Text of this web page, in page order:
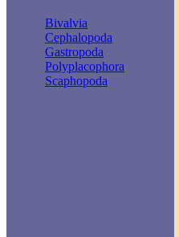
Bivalvia
Cephalopoda
Gastropoda
Polyplacophora
Scaphopoda